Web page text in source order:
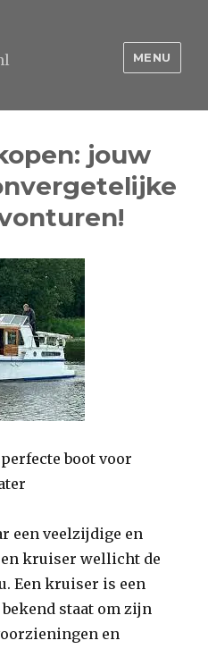
MENU
jouw
boot voor
een veelzijdige en
kruiser wellicht de
Een kruiser is een
staat om zijn
en